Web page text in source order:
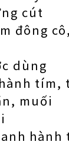
cút
đông
dùng
tím,
muối
hành